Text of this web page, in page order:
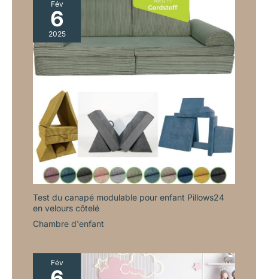
Fév
6
2025
Test du canapé modulable pour enfant Pillows24
en velours côtelé
Chambre d'enfant
Fév